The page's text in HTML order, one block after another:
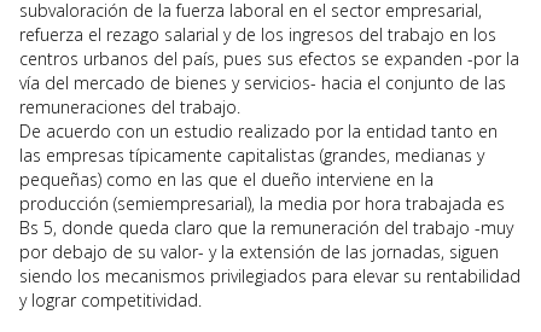
subvaloración de la fuerza laboral en el sector empresarial,
refuerza el rezago salarial y de los ingresos del trabajo en los
centros urbanos del país, pues sus efectos se expanden -por la
vía del mercado de bienes y servicios- hacia el conjunto de las
remuneraciones del trabajo.
De acuerdo con un estudio realizado por la entidad tanto en
las empresas típicamente capitalistas (grandes, medianas y
pequeñas) como en las que el dueño interviene en la
producción (semiempresarial), la media por hora trabajada es
Bs 5, donde queda claro que la remuneración del trabajo -muy
por debajo de su valor- y la extensión de las jornadas, siguen
siendo los mecanismos privilegiados para elevar su rentabilidad
y lograr competitividad.